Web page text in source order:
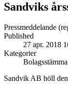
Sandviks
Pressmeddelande
Published
27 apr. 2018
Kategorier
Sandvik AB höll